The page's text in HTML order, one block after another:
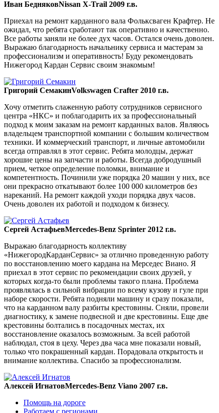
Иван БедняковNissan X-Trail 2009 г.в.
Приехал на ремонт карданного вала Фольксваген Крафтер. Не
ожидал, что ребята сработают так оперативно и качественно.
Все работы заняли не более дух часов. Остался очень доволен.
Выражаю благодарность начальнику сервиса и мастерам за
профессионализм и оперативность! Буду рекомендовать
Нижегород Кардан Сервис своим знакомым!
Григорий СемакинVolkswagen Crafter 2010 г.в.
Хочу отметить слаженную работу сотрудников сервисного
центра «НКС» и поблагодарить их за профессиональный
подход к моим заказам на ремонт карданных валов. Являюсь
владельцем транспортной компании с большим количеством
техники. И коммерческий транспорт, и личные автомобили
всегда отправлял в этот сервис. Ребята молодцы, держат
хорошие цены на запчасти и работы. Всегда добродушный
прием, четкое определение поломки, внимание и
компетентность. Починили уже порядка 20 машин у них, все
они прекрасно откатывают более 100 000 километров без
нареканий. На ремонт каждой уходи порядка двух часов.
Очень доволен их работой и подходом к бизнесу.
Сергей АстафьевMercedes-Benz Sprinter 2012 г.в.
Выражаю благодарность коллективу
«НижегородКарданСервис» за отлично проведенную работу
по восстановлению моего кардана на Мерседес Виано. Я
приехал в этот сервис по рекомендации своих друзей, у
которых когда-то были проблемы такого плана. Проблема
проявлялась в сильной вибрации по всему кузову и гуле при
наборе скорости. Ребята подняли машину и сразу показали,
что на карданном валу разбиты крестовины. Сняли, провели
диагностику, к замене подвесной и две крестовины. Еще две
крестовины болтались в посадочных местах, их
восстановление оказалось возможным. За всей работой
наблюдал, стоя в цеху. Через два часа мне показали новый,
только что покрашенный кардан. Порадовала открытость и
внимание коллектива. Спасибо за профессионализм.
Алексей ИгнатовMercedes-Benz Viano 2007 г.в.
Помощь на дороге